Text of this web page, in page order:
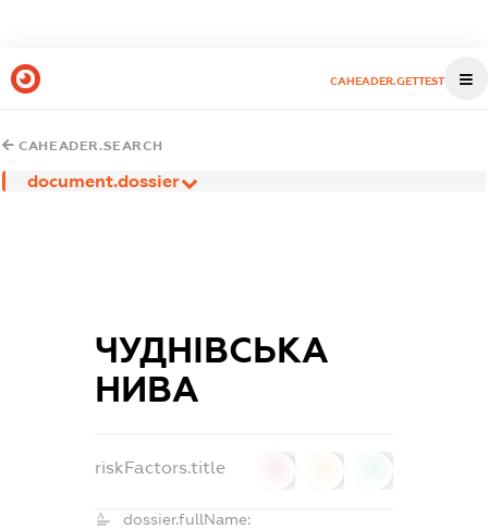
CAHEADER.GETTEST
CAHEADER.SEARCH
document.dossier
ЧУДНІВСЬКА
НИВА
riskFactors.title
dossier.fullName: